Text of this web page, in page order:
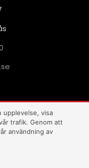
Google